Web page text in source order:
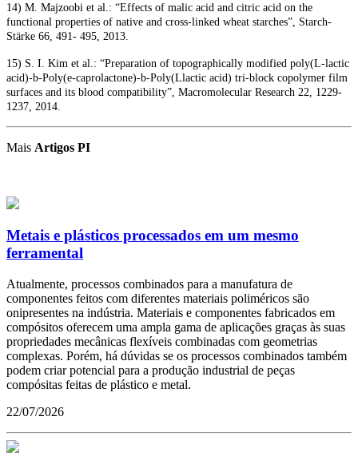
14) M. Majzoobi et al.: “Effects of malic acid and citric acid on the
functional properties of native and cross-linked wheat starches”, Starch-
Stärke 66, 491- 495, 2013.
15) S. I. Kim et al.: “Preparation of topographically modified poly(L-lactic
acid)-b-Poly(e-caprolactone)-b-Poly(Llactic acid) tri-block copolymer film
surfaces and its blood compatibility”, Macromolecular Research 22, 1229-
1237, 2014.
Mais Artigos PI
Metais e plásticos processados em um mesmo
ferramental
Atualmente, processos combinados para a manufatura de
componentes feitos com diferentes materiais poliméricos são
onipresentes na indústria. Materiais e componentes fabricados em
compósitos oferecem uma ampla gama de aplicações graças às suas
propriedades mecânicas flexíveis combinadas com geometrias
complexas. Porém, há dúvidas se os processos combinados também
podem criar potencial para a produção industrial de peças
compósitas feitas de plástico e metal.
22/07/2026